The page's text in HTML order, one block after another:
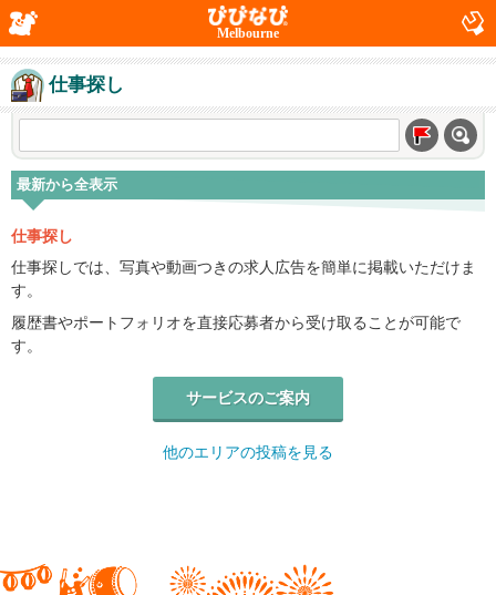
Melbourne
仕事探し
最新から全表示
仕事探し
仕事探しでは、写真や動画つきの求人広告を簡単に掲載いただけま
す。
履歴書やポートフォリオを直接応募者から受け取ることが可能で
す。
サービスのご案内
他のエリアの投稿を見る